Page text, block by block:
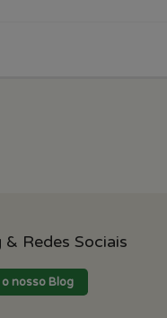
& Redes Sociais
o nosso Blog